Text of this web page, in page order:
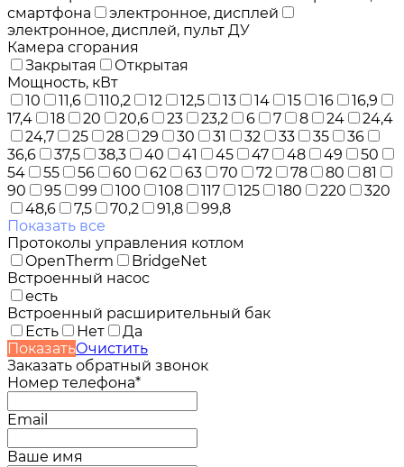
смартфона
электронное, дисплей
электронное, дисплей, пульт ДУ
Камера сгорания
Закрытая
Открытая
Мощность, кВт
10
11,6 110,2 12 12,5 13 14 15 16
16,9
17,4
18 20 20,6 23 23,2 6 7 8 24
24,4
24,7
25 28 29 30 31 32 33 35
36
36,6
37,5 38,3 40 41 45 47 48 49
50
54
55 56 60 62 63 70 72 78 80
81
90
95 99 100 108 117 125 180 220
320
48,6
7,5 70,2 91,8
99,8
Показать все
Протоколы управления котлом
OpenTherm
BridgeNet
Встроенный насос
есть
Встроенный расширительный бак
Есть
Нет
Да
ПоказатьОчистить
Заказать обратный звонок
Номер телефона*
Email
Ваше имя